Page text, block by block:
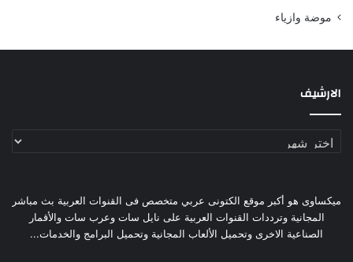
موضة وازياء
الارشيف
الارشيف
ميكساوى هو أكبر موقع الكتونى عربي متخصص فى القنوات العربية بث مباشر
المجانية وترددات القنوات العربية على نايل سات وعرب سات والأقمار
الصناعية الاخرى وتحميل الألعاب المجانية وتحميل البرامج والخدمات...